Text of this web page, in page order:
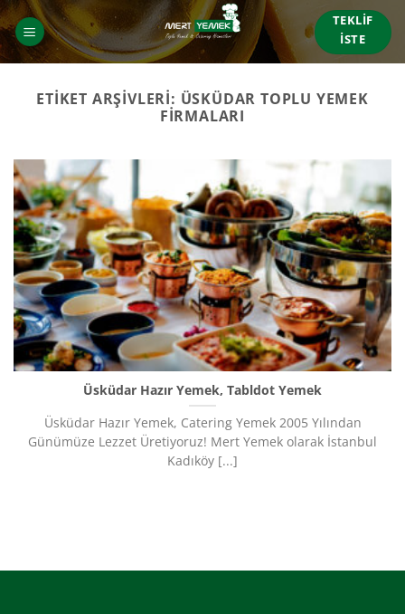
İçeriğe
atla
TEKLIF
İSTE
ETIKET ARŞIVLERI: ÜSKÜDAR TOPLU YEMEK
FIRMALARI
Üsküdar Hazır Yemek, Tabldot Yemek
Üsküdar Hazır Yemek, Catering Yemek 2005 Yılından
Günümüze Lezzet Üretiyoruz!​ Mert Yemek olarak İstanbul
Kadıköy [...]